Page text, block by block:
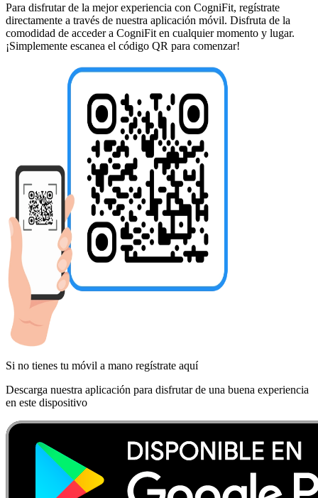
Para disfrutar de la mejor experiencia con CogniFit, regístrate
directamente a través de nuestra aplicación móvil. Disfruta de la
comodidad de acceder a CogniFit en cualquier momento y lugar.
¡Simplemente escanea el código QR para comenzar!
Si no tienes tu móvil a mano regístrate aquí
Descarga nuestra aplicación para disfrutar de una buena experiencia
en este dispositivo